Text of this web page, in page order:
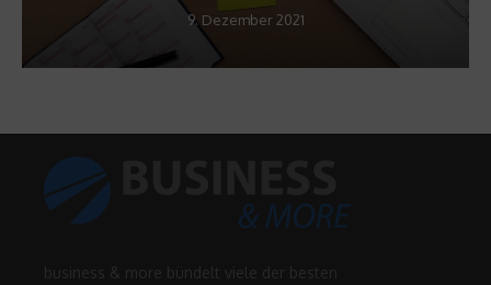
9. Dezember 2021
business & more bündelt viele der besten